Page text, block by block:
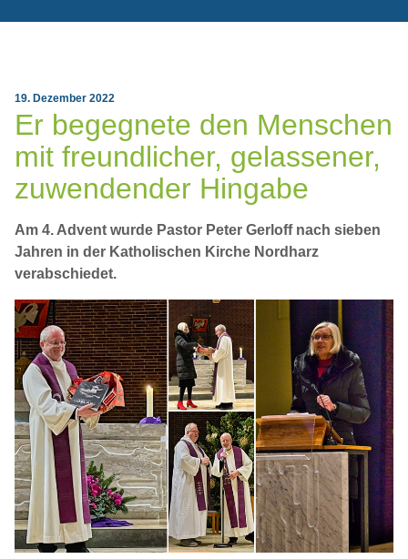
19. Dezember 2022
Er begegnete den Menschen
mit freundlicher, gelassener,
zuwendender Hingabe
Am 4. Advent wurde Pastor Peter Gerloff nach sieben
Jahren in der Katholischen Kirche Nordharz
verabschiedet.